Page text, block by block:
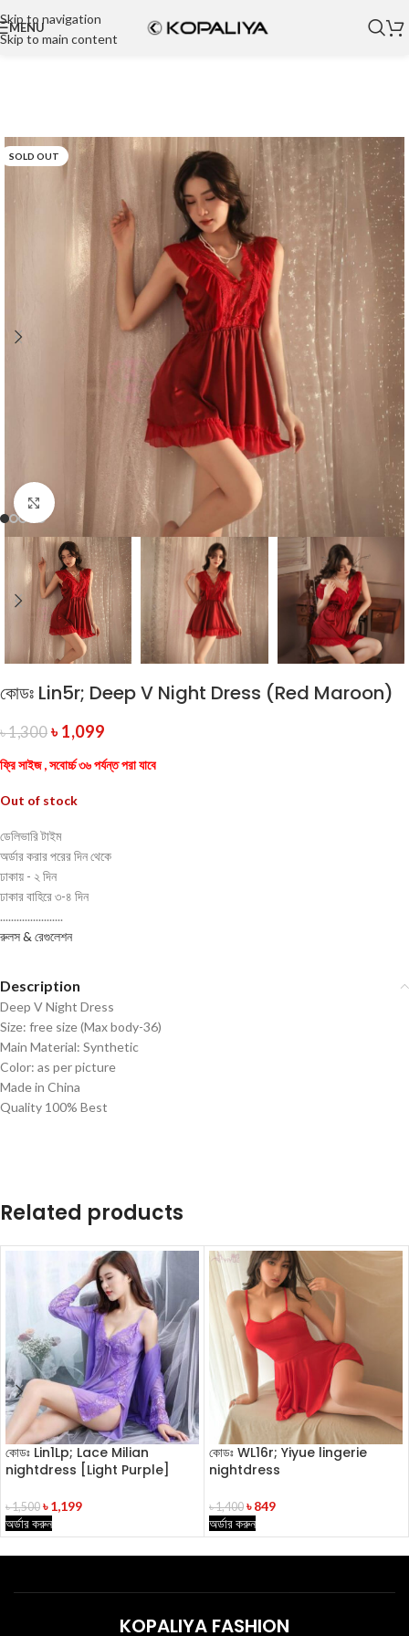
Skip to navigation
Skip to main content
MENU
SOLD OUT
Click to enlarge
কোডঃ Lin5r; Deep V Night Dress (Red Maroon)
৳1,300 ৳1,099
ফ্রি সাইজ , সবোর্চ্চ ৩৬ পর্যন্ত পরা যাবে
Out of stock
ডেলিভারি টাইম
অর্ডার করার পরের দিন থেকে
ঢাকায় - ২ দিন
ঢাকার বাহিরে ৩-৪ দিন
.......................
রুলস & রেগুলেশন
Description
Deep V Night Dress
Size: free size (Max body-36)
Main Material: Synthetic
Color: as per picture
Made in China
Quality 100% Best
Related products
কোডঃ Lin1Lp; Lace Milian
nightdress [Light Purple]
৳1,500 ৳1,199
অর্ডার করুন
কোডঃ WL16r; Yiyue lingerie
nightdress
৳1,400 ৳849
অর্ডার করুন
KOPALIYA FASHION